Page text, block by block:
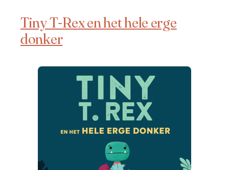
Tiny T-Rex en het hele erge
donker